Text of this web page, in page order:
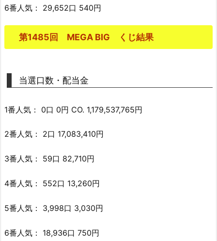
6番人気： 29,652口 540円
第1485回 MEGA BIG くじ結果
当選口数・配当金
1番人気： 0口 0円 CO. 1,179,537,765円
2番人気： 2口 17,083,410円
3番人気： 59口 82,710円
4番人気： 552口 13,260円
5番人気： 3,998口 3,030円
6番人気： 18,936口 750円